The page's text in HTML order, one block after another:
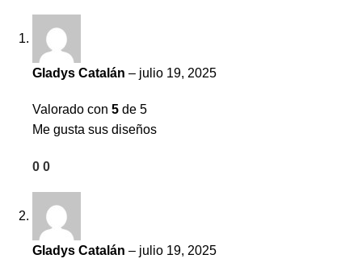
Gladys Catalán – julio 19, 2025
Valorado con 5 de 5
Me gusta sus diseños
0 0
Gladys Catalán – julio 19, 2025